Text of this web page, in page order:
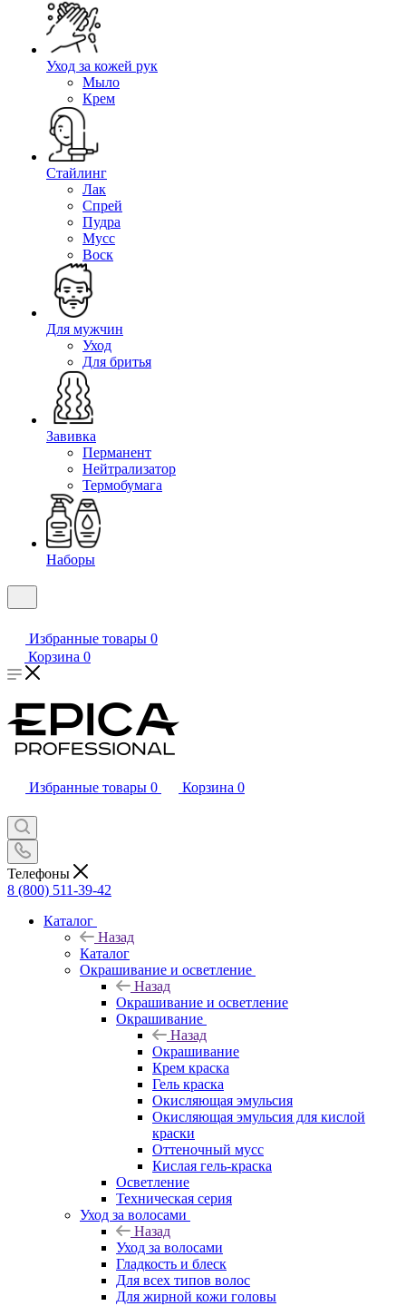
Уход за кожей рук
Мыло
Крем
Стайлинг
Лак
Спрей
Пудра
Мусс
Воск
Для мужчин
Уход
Для бритья
Завивка
Перманент
Нейтрализатор
Термобумага
Наборы
Избранные товары 0
Корзина 0
Избранные товары 0 Корзина 0
Телефоны
8 (800) 511-39-42
Каталог
Назад
Каталог
Окрашивание и осветление
Назад
Окрашивание и осветление
Окрашивание
Назад
Окрашивание
Крем краска
Гель краска
Окисляющая эмульсия
Окисляющая эмульсия для кислой
краски
Оттеночный мусс
Кислая гель-краска
Осветление
Техническая серия
Уход за волосами
Назад
Уход за волосами
Гладкость и блеск
Для всех типов волос
Для жирной кожи головы